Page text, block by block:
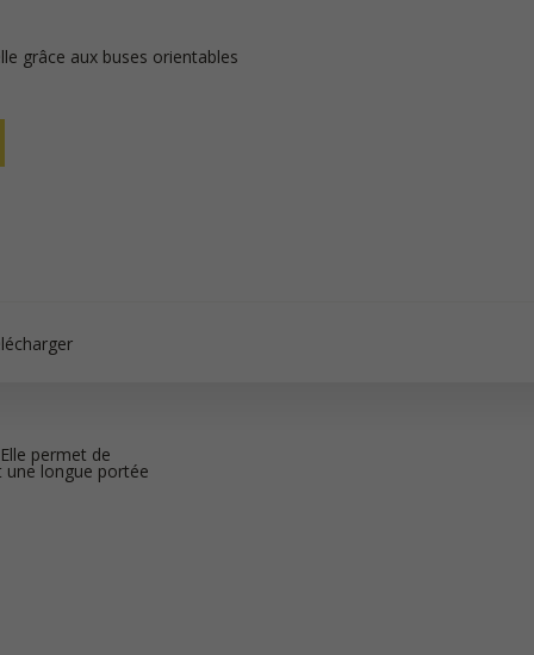
grâce aux buses orientables
permet de
une longue portée